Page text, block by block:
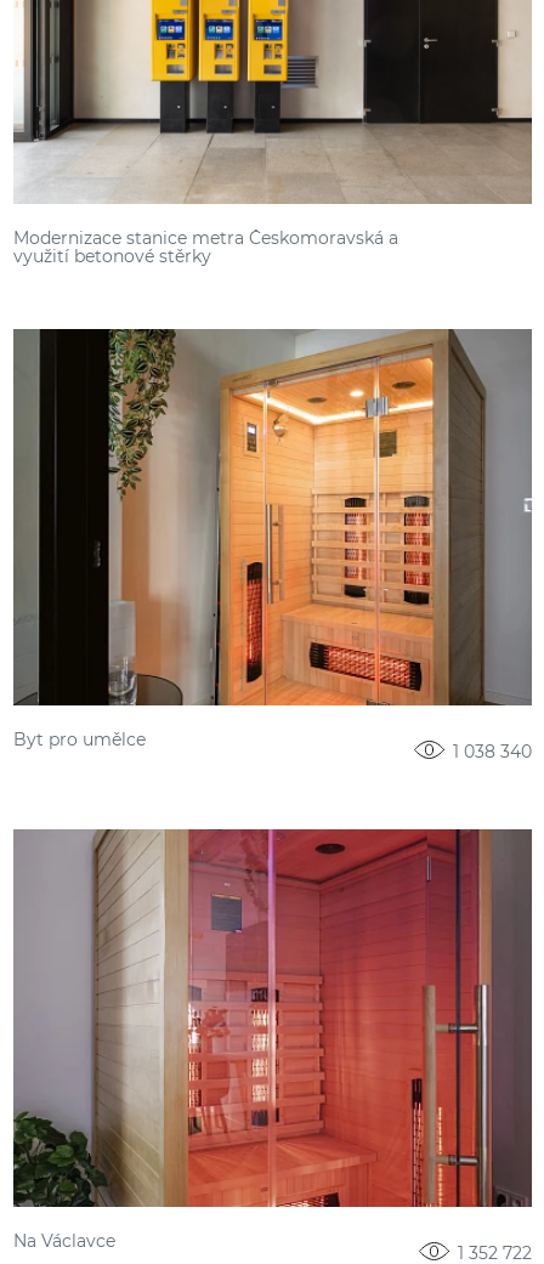
Modernizace stanice metra Českomoravská a
využití betonové stěrky
Byt pro umělce
1 038 340
Na Václavce
1 352 722